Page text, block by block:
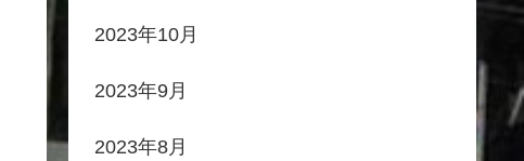
2023年10月
2023年9月
2023年8月